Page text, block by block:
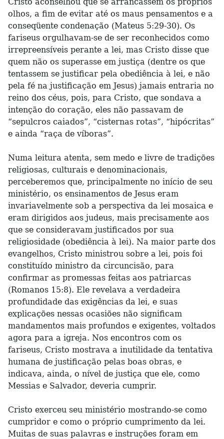
olhos, a fim de evitar até os maus pensamentos e a
conseqüente condenação (Mateus 5:29-30). Os
fariseus orgulhavam-se de ser reconhecidos como
irrepreensíveis perante a lei, mas Cristo disse que
quem não os superasse em justiça (dentre os que
tentassem se justificar pela obediência à lei, e não
pela fé na justificação em Jesus) jamais entraria no
reino dos céus, pois, para Cristo, que sondava a
intenção do coração, eles não passavam de
“sepulcros caiados”, “cisternas rotas”, “hipócritas”
e ainda “raça de víboras”.
Numa leitura atenta, sem medo e livre de tradições
religiosas, culturais e denominacionais,
perceberemos que, principalmente no início de seu
ministério, os ensinamentos de Jesus eram
invariavelmente sob a perspectiva da lei mosaica e
eram dirigidos aos judeus, mais precisamente aos
que se consideravam justificados por sua
religiosidade (obediência à lei). Na maior parte dos
evangelhos, Cristo ministrou sobre a lei, pois foi
constituído ministro da circuncisão, para
confirmar as promessas feitas aos patriarcas
(Romanos 15:8). Ele revelava a verdadeira
profundidade das exigências da lei, e suas
explicações nessas ocasiões não significam
mandamentos mais profundos e exigentes, voltados
agora para a igreja. Nos encontros com os
fariseus, Cristo mostrava a inutilidade da tentativa
humana de justificação pelas boas obras, e
indicava, ainda, o nível de justiça que ele, como
Messias e Salvador, deveria cumprir.
Cristo exerceu seu ministério mostrando-se como
cumpridor e como o próprio cumprimento da lei.
Muitas de suas palavras e instruções foram em